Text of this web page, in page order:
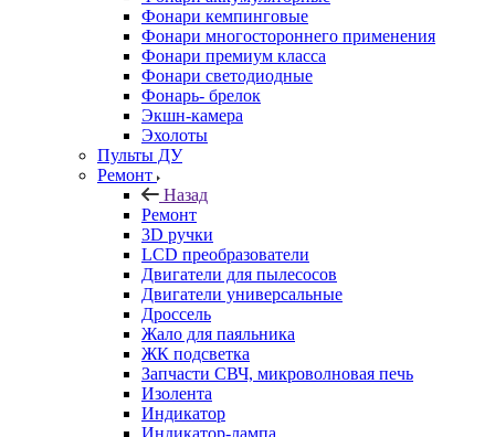
Фонари кемпинговые
Фонари многостороннего применения
Фонари премиум класса
Фонари светодиодные
Фонарь- брелок
Экшн-камера
Эхолоты
Пульты ДУ
Ремонт
Назад
Ремонт
3D ручки
LCD преобразователи
Двигатели для пылесосов
Двигатели универсальные
Дроссель
Жало для паяльника
ЖК подсветка
Запчасти СВЧ, микроволновая печь
Изолента
Индикатор
Индикатор-лампа